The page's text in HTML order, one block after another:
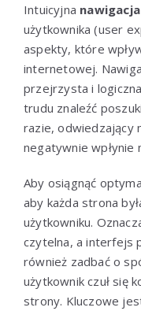
Intuicyjna nawigacja
użytkownika (user
aspekty, które
internetowej.
przejrzysta i
trudu znaleźć
razie, odwiedzający
negatywnie wpłynie
Aby osiągnąć
aby każda strona
użytkowniku.
czytelna, a interfejs
również zadbać o
użytkownik czuł się
strony. Kluczowe